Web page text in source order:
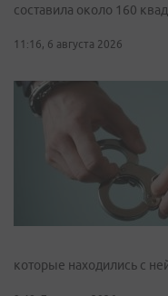
составила около 160
11:16, 6 августа 2026
которые находились с